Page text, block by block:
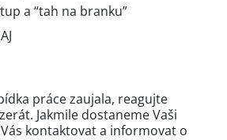
a “tah na branku”
práce zaujala, reagujte
Jakmile dostaneme Vaši
kontaktovat a informovat o